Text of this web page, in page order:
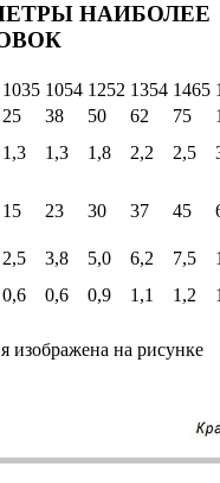
НАИБОЛЕЕ
1035 1054 1252 1354 1465
25 38 50 62 75
1,3 1,3 1,8 2,2 2,5
15 23 30 37 45
2,5 3,8 5,0 6,2 7,5
0,6 0,6 0,9 1,1 1,2
изображена на рисунке